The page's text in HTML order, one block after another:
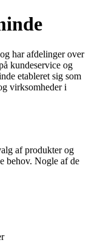
har afdelinger over
kundeservice og
etableret sig som
virksomheder i
af produkter og
behov. Nogle af de